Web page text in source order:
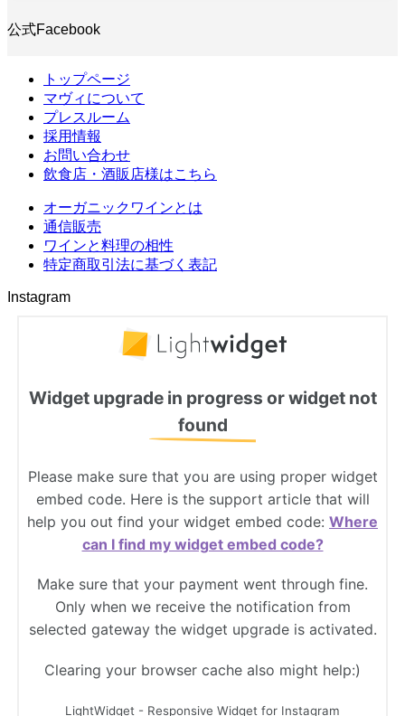
公式Facebook
トップページ
マヴィについて
プレスルーム
採用情報
お問い合わせ
飲食店・酒販店様はこちら
オーガニックワインとは
通信販売
ワインと料理の相性
特定商取引法に基づく表記
Instagram